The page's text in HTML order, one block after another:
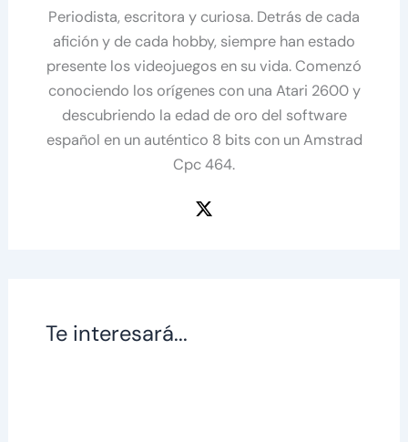
Periodista, escritora y curiosa. Detrás de cada
afición y de cada hobby, siempre han estado
presente los videojuegos en su vida. Comenzó
conociendo los orígenes con una Atari 2600 y
descubriendo la edad de oro del software
español en un auténtico 8 bits con un Amstrad
Cpc 464.
Te interesará...